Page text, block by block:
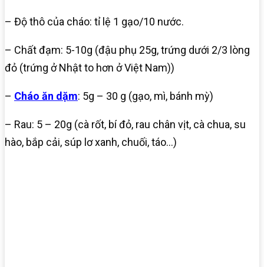
– Độ thô của cháo: tỉ lệ 1 gạo/10 nước.
– Chất đạm: 5-10g (đậu phụ 25g, trứng dưới 2/3 lòng
đỏ (trứng ở Nhật to hơn ở Việt Nam))
– Cháo ăn dặm: 5g – 30 g (gạo, mì, bánh mỳ)
– Rau: 5 – 20g (cà rốt, bí đỏ, rau chân vịt, cà chua, su
hào, bắp cải, súp lơ xanh, chuối, táo…)